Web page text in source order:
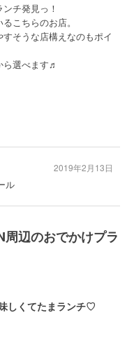
チ発見っ！
こちらのお店。
そうな店構えなのもポイ
ら選べます♬
ル
2019年2月13日
周辺のおでかけプラ
しくてたまランチ♡